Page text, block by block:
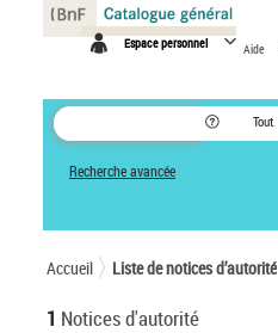
Espace personnel Aide
Tout
Recherche avancée
Accueil Liste de notices d’autorité
1 Notices d'autorité
Panneau de gestion des cookies